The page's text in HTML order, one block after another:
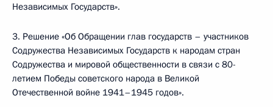
Независимых Государств».
3. Решение «Об Обращении глав государств – участников
Содружества Независимых Государств к народам стран
Содружества и мировой общественности в связи с 80-
летием Победы советского народа в Великой
Отечественной войне 1941–1945 годов».